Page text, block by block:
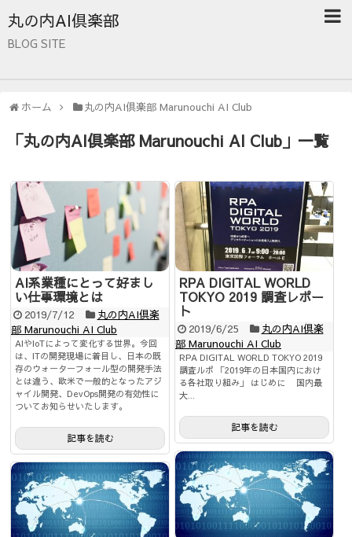
丸の内AI倶楽部
BLOG SITE
ホーム 丸の内AI倶楽部 Marunouchi AI Club
「丸の内AI倶楽部 Marunouchi AI Club 」 一覧
AI系業種にとって好まし
い仕事環境とは
2019/7/12
丸の内AI倶楽
部 Marunouchi AI Club
AIやIoTによって変化する世界。今回
は、ITの開発現場に着目し、日本の既
存のウォーターフォール型の開発手法
とは違う、欧米で一般的となったアジ
ャイル開発、DevOps開発の有効性に
ついてお知らせいたします。
記事を読む
RPA DIGITAL WORLD
TOKYO 2019 調査レポー
ト
2019/6/25
丸の内AI倶楽
部 Marunouchi AI Club
RPA DIGITAL WORLD TOKYO 2019
調査ルポ 「2019年の日本国内におけ
る各社取り組み」 はじめに 国内最
大...
記事を読む